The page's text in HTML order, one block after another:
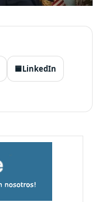
🟦LinkedIn